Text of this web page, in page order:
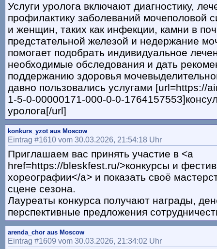
Услуги уролога включают диагностику,
профилактику заболеваний мочеполовой
и женщин, таких как инфекции, камни в
предстательной железой и недержание
помогает подобрать индивидуальное
необходимые обследования и дать
поддержанию здоровья
давно пользовались услугами [url=https://
1-5-0-00000171-000-0-0-
уролога[/url]
konkurs_yzot aus Moscow
Eintrag #1610 vom 30.03.2026, 21:54:18 Uhr
Приглашаем вас принять участие в <a
href=https://bleskfest.ru/>конкурсы и
хореографии</a> и показать своё
сцене сезона.
Лауреаты конкурса получают награды,
перспективные предложения
arenda_chor aus Moscow
Eintrag #1609 vom 30.03.2026, 21:34:02 Uhr